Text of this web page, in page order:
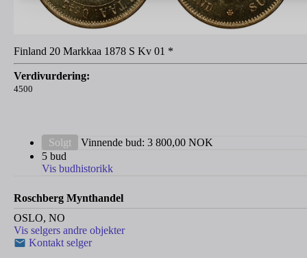
Finland 20 Markkaa 1878 S Kv 01 *
Verdivurdering:
4500
Solgt Vinnende bud: 3 800,00 NOK
5 bud
Vis budhistorikk
Roschberg Mynthandel
OSLO, NO
Vis selgers andre objekter
Kontakt selger